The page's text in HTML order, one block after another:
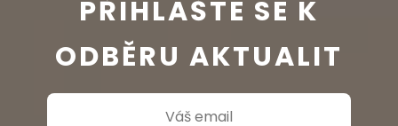
PŘIHLAŠTE SE K
ODBĚRU AKTUALIT